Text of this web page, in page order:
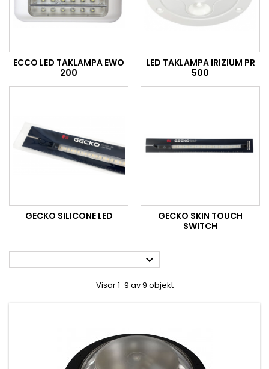
ECCO LED TAKLAMPA EWO
200
LED TAKLAMPA IRIZIUM PR
500
GECKO SILICONE LED
GECKO SKIN TOUCH
SWITCH

Visar 1-9 av 9 objekt